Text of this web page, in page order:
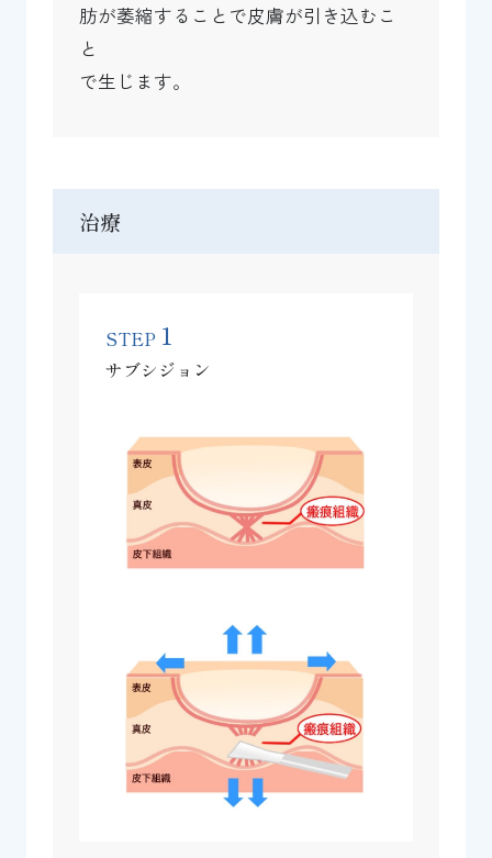
肪が萎縮することで皮膚が引き込むこ
と
で生じます。
治療
STEP 1
サブシジョン